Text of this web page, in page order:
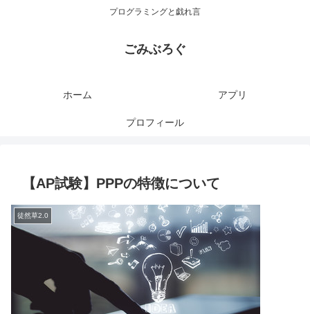
プログラミングと戯れ言
ごみぶろぐ
ホーム アプリ
プロフィール
【AP試験】PPPの特徴について
徒然草2.0